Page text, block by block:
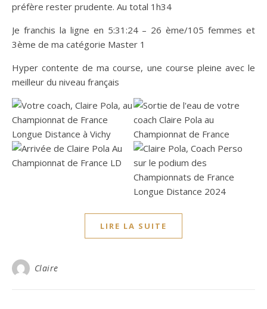
préfère rester prudente. Au total 1h34
Je franchis la ligne en 5:31:24 – 26 ème/105 femmes et
3ème de ma catégorie Master 1
Hyper contente de ma course, une course pleine avec le
meilleur du niveau français
LIRE LA SUITE
Claire